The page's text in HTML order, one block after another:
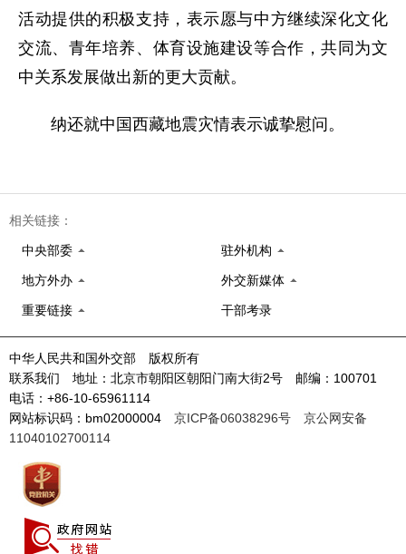
活动提供的积极支持，表示愿与中方继续深化文化
交流、青年培养、体育设施建设等合作，共同为文
中关系发展做出新的更大贡献。
纳还就中国西藏地震灾情表示诚挚慰问。
相关链接：
中央部委 驻外机构
地方外办 外交新媒体
重要链接 干部考录
中华人民共和国外交部 版权所有
联系我们 地址：北京市朝阳区朝阳门南大街2号 邮编：100701
电话：+86-10-65961114
网站标识码：bm02000004 京ICP备06038296号
京公网安备
11040102700114